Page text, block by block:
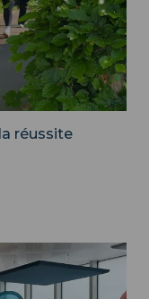
réussite